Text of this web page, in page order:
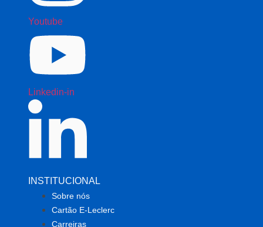
Youtube
Linkedin-in
INSTITUCIONAL
Sobre nós
Cartão E-Leclerc
Carreiras